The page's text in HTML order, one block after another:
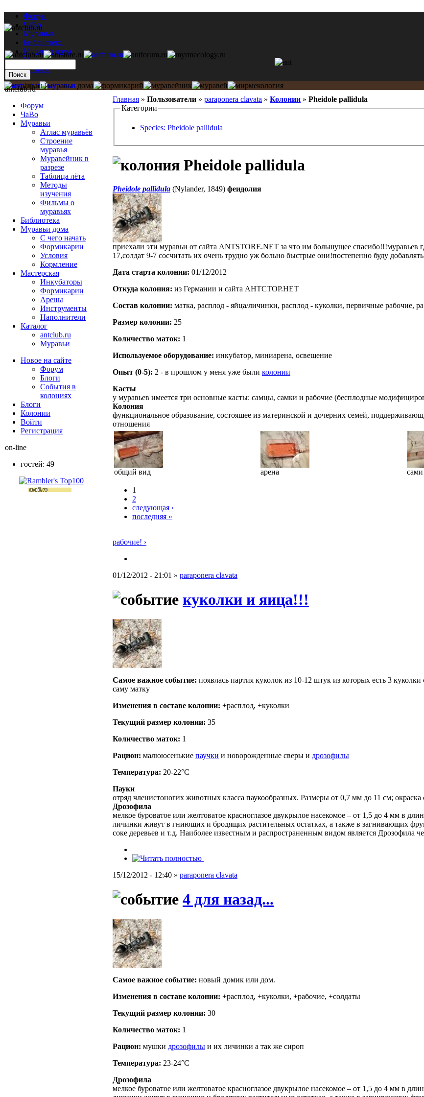
Форум
ЧаВо
Муравьи
Библиотека
Муравьи дома
Мастерская
Каталог
Главная » Пользователи » paraponera clavata » Колонии » Pheidole pallidula
Категории
Species: Pheidole pallidula
Pheidole pallidula
Pheidole pallidula (Nylander, 1849) феидолия
приехали эти муравьи от сайта ANTSTORE.NET за что им большущее спасибо!!!муравьев
17,солдат 9-7 сосчитать их очень трудно уж больно быстрые они!постепенно буду
Дата старта кoлонии: 01/12/2012
Откуда кoлония: из Германии и сайта АНТСТОР.НЕТ
Состав кoлонии: матка, расплод - яйца/личинки, расплод - куколки, первичные рабочие,
Размер кoлонии: 25
Количество маток: 1
Используемое оборудование: инкубатор, миниарена, освещение
Опыт (0-5): 2 - в прошлом у меня уже были колонии
Касты
у муравьев имеется три основные касты: самцы, самки и рабочие (бесплодные
Колония
функциональное образование, состоящее из материнской и дочерних семей,
отношения
общий вид арена
1
2
следующая ›
последняя »
рабочие! ›
01/12/2012 - 21:01 » paraponera clavata
куколки и яица!!!
Самое важное событие: появлась партия куколок из 10-12 штук из которых есть 3
саму матку
Изменения в составе кoлонии: +расплод, +куколки
Текущий размер кoлонии: 35
Количество маток: 1
Рацион: малююсенькие паучки и новорожденные сверы и дрозофилы
Температура: 20-22°C
Пауки
отряд членистоногих животных класса паукообразных. Размеры от 0,7 мм до 11 см; окраска
Дрозофила
мелкое буроватое или желтоватое красноглазое двукрылое насекомое – от 1,5 до 4 мм в
личинки живут в гниющих и бродящих растительных остатках, а также в загнивающих
соке деревьев и т.д. Наиболее известным и распространенным видом является Дрозофила
15/12/2012 - 12:40 » paraponera clavata
4 для назад...
Самое важное событие: новый домик или дом.
Изменения в составе кoлонии: +расплод, +куколки, +рабочие, +солдаты
Текущий размер кoлонии: 30
Количество маток: 1
Рацион: мушки дрозофилы и их личинки а так же сироп
Температура: 23-24°C
Дрозофила
мелкое буроватое или желтоватое красноглазое двукрылое насекомое – от 1,5 до 4 мм в
antclub.ru
Форум
ЧаВо
Муравьи
Атлас муравьёв
Строение
муравья
Муравейник в
разрезе
Таблица лёта
Методы
изучения
Фильмы о
муравьях
Библиотека
Муравьи дома
С чего начать
Формикарии
Условия
Кормление
Мастерская
Инкубаторы
Формикарии
Арены
Инструменты
Наполнители
Каталог
antclub.ru
Муравьи
Новое на сайте
Форум
Блоги
События в
колониях
Блоги
Колонии
Войти
Peгиcтpaция
on-line
гостей: 49